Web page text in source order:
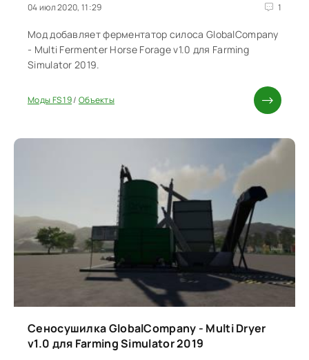
04 июл 2020, 11:29 1
Мод добавляет ферментатор силоса GlobalCompany
- Multi Fermenter Horse Forage v1.0 для Farming
Simulator 2019.
Моды FS 19/ Объекты
Сеносушилка GlobalCompany - Multi Dryer
v1.0 для Farming Simulator 2019